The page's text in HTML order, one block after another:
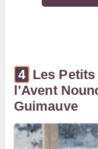
Les
l’Avent
Guimauve